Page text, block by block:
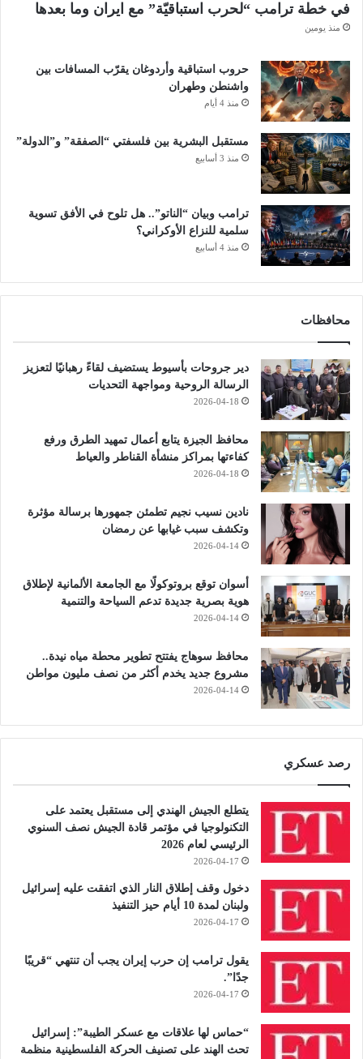
في خطة ترامب “لحرب استباقيّة” مع ايران وما بعدها
منذ يومين
حروب استباقية وأردوغان يقرّب المسافات بين
واشنطن وطهران
منذ 4 أيام
مستقبل البشرية بين فلسفتي “الصفقة” و”الدولة”
منذ 3 أسابيع
ترامب وبيان “الناتو”.. هل تلوح في الأفق تسوية
سلمية للنزاع الأوكراني؟
منذ 4 أسابيع
محافظات
دير جروحات بأسيوط يستضيف لقاءً رهبانيًا لتعزيز
الرسالة الروحية ومواجهة التحديات
2026-04-18
محافظ الجيزة يتابع أعمال تمهيد الطرق ورفع
كفاءتها بمراكز منشأة القناطر والعياط
2026-04-18
نادين نسيب نجيم تطمئن جمهورها برسالة مؤثرة
وتكشف سبب غيابها عن رمضان
2026-04-14
أسوان توقع بروتوكولًا مع الجامعة الألمانية لإطلاق
هوية بصرية جديدة تدعم السياحة والتنمية
2026-04-14
محافظ سوهاج يفتتح تطوير محطة مياه نيدة..
مشروع جديد يخدم أكثر من نصف مليون مواطن
2026-04-14
رصد عسكري
يتطلع الجيش الهندي إلى مستقبل يعتمد على
التكنولوجيا في مؤتمر قادة الجيش نصف السنوي
الرئيسي لعام 2026
2026-04-17
دخول وقف إطلاق النار الذي اتفقت عليه إسرائيل
ولبنان لمدة 10 أيام حيز التنفيذ
2026-04-17
يقول ترامب إن حرب إيران يجب أن تنتهي “قريبًا
جدًا”.
2026-04-17
“حماس لها علاقات مع عسكر الطيبة”: إسرائيل
تحث الهند على تصنيف الحركة الفلسطينية منظمة